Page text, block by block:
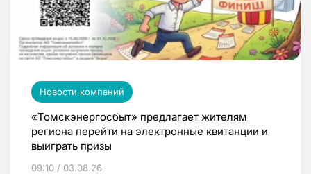
Новости компаний
«Томскэнергосбыт» предлагает жителям
региона перейти на электронные квитанции и
выиграть призы
09:10 / 03.08.26